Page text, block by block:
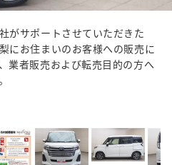
がサポートさせていただきた
にお住まいのお客様への販売に
業者販売および転売目的の方へ